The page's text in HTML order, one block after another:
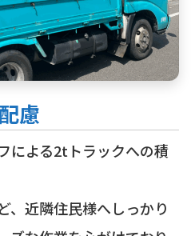
慮
による2tトラックへの積
、近隣住民様へしっかり